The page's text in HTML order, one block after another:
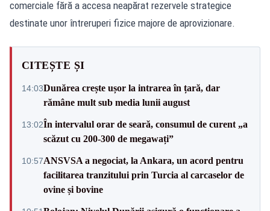
comerciale fără a accesa neapărat rezervele strategice
destinate unor întreruperi fizice majore de aprovizionare.
CITEȘTE ȘI
14:03Dunărea crește ușor la intrarea în țară, dar
rămâne mult sub media lunii august
13:02În intervalul orar de seară, consumul de curent „a
scăzut cu 200-300 de megawați”
10:57ANSVSA a negociat, la Ankara, un acord pentru
facilitarea tranzitului prin Turcia al carcaselor de
ovine și bovine